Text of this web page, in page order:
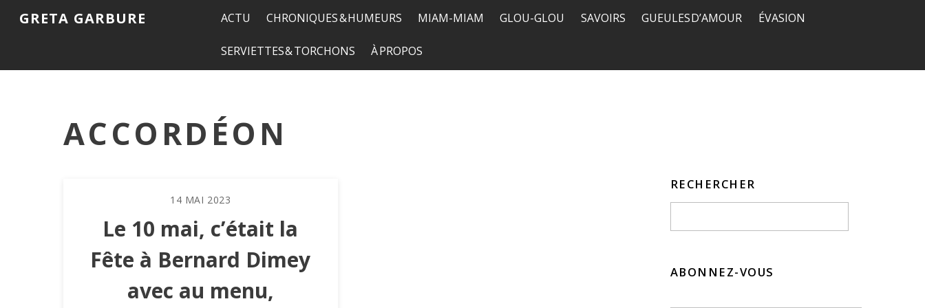
GRETA GARBURE ACTU CHRONIQUES & HUMEURS MIAM-MIAM GLOU-GLOU SAVOIRS GUEULES D’AMOUR ÉVASION
SERVIETTES & TORCHONS À PROPOS
ACCORDÉON
14 MAI 2023
Le 10 mai, c’était la
Fête à Bernard Dimey
avec au menu,
RECHERCHER
ABONNEZ-VOUS